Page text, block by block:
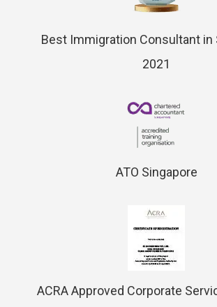
Best Immigration Consultant in
2021
ATO Singapore
ACRA Approved Corporate